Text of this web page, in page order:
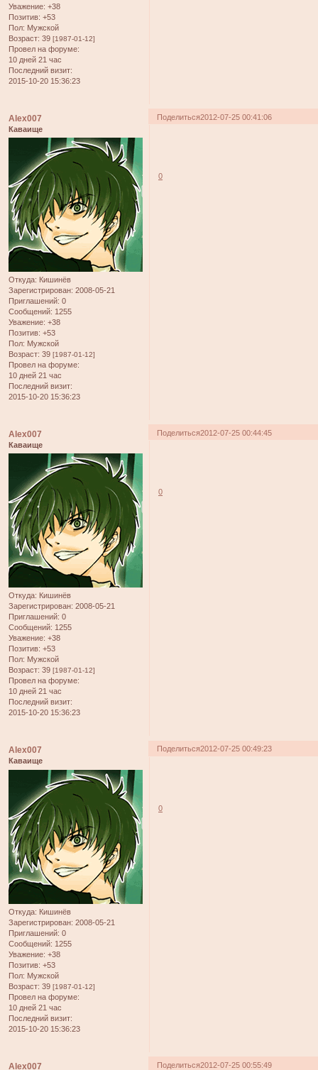
Уважение: +38
Позитив: +53
Пол: Мужской
Возраст: 39 [1987-01-12]
Провел на форуме:
10 дней 21 час
Последний визит:
2015-10-20 15:36:23
Поделиться2012-07-25 00:41:06
Alex007
Каваище
Откуда: Кишинёв
Зарегистрирован: 2008-05-21
Приглашений: 0
Сообщений: 1255
Уважение: +38
Позитив: +53
Пол: Мужской
Возраст: 39 [1987-01-12]
Провел на форуме:
10 дней 21 час
Последний визит:
2015-10-20 15:36:23
0
Поделиться2012-07-25 00:44:45
Alex007
Каваище
Откуда: Кишинёв
Зарегистрирован: 2008-05-21
Приглашений: 0
Сообщений: 1255
Уважение: +38
Позитив: +53
Пол: Мужской
Возраст: 39 [1987-01-12]
Провел на форуме:
10 дней 21 час
Последний визит:
2015-10-20 15:36:23
0
Поделиться2012-07-25 00:49:23
Alex007
Каваище
Откуда: Кишинёв
Зарегистрирован: 2008-05-21
Приглашений: 0
Сообщений: 1255
Уважение: +38
Позитив: +53
Пол: Мужской
Возраст: 39 [1987-01-12]
Провел на форуме:
10 дней 21 час
Последний визит:
2015-10-20 15:36:23
0
Поделиться2012-07-25 00:55:49
Alex007